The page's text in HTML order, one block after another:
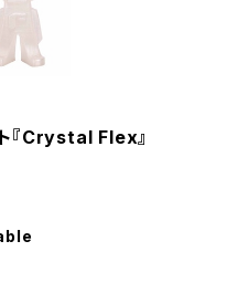
『Crystal Flex』